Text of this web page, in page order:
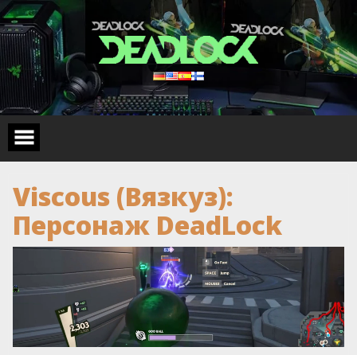
Skip
to
content
Viscous (Вязкуз):
Персонаж DeadLock